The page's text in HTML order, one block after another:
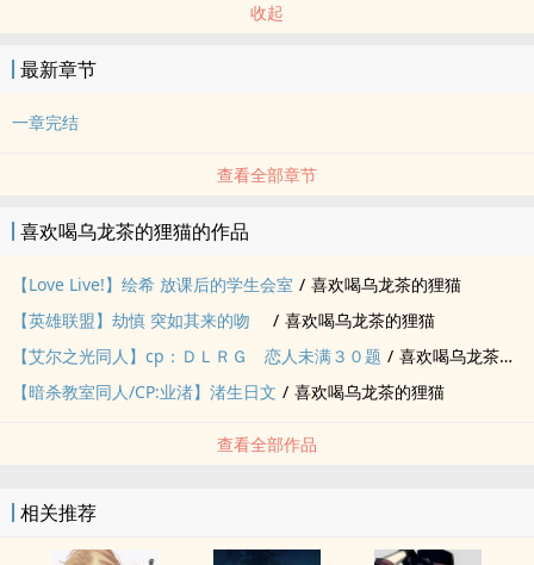
收起
最新章节
一章完结
查看全部章节
喜欢喝乌龙茶的狸猫的作品
【Love Live!】绘希 放课后的学生会室 / 喜欢喝乌龙茶的狸猫
【英雄联盟】劫慎 突如其来的吻
/ 喜欢喝乌龙茶的狸猫
【艾尔之光‍‌同‌人‍‍‎】cp：ＤＬＲＧ 恋人未满３０题 / 喜欢喝乌龙茶的狸猫
【暗杀教室‍‌同‌人‍‍‎/CP:业渚】渚生日文 / 喜欢喝乌龙茶的狸猫
查看全部作品
相关推荐